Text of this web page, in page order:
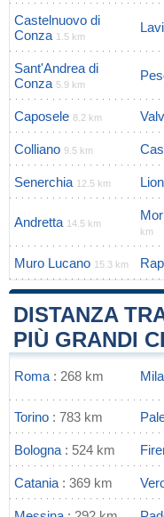
Castelnuovo di
Conza 1.5 km
Sant'Andrea di
Conza 5.9 km
Caposele 8.2 km
Colliano 9.5 km
Senerchia 12.5 km
Andretta 14.5 km
km
Muro Lucano 15.3 km
DISTANZA
PIÙ GRANDI
Roma : 268 km
Torino : 783 km
Bologna : 524 km
Catania : 369 km